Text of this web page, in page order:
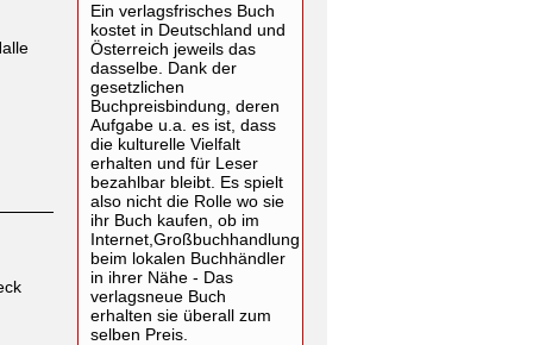
Ein verlagsfrisches Buch
kostet in Deutschland und
Österreich jeweils das
dasselbe. Dank der
gesetzlichen
Buchpreisbindung, deren
Aufgabe u.a. es ist, dass
die kulturelle Vielfalt
erhalten und für Leser
bezahlbar bleibt. Es spielt
also nicht die Rolle wo sie
ihr Buch kaufen, ob im
Internet,Großbuchhandlung
beim lokalen Buchhändler
in ihrer Nähe - Das
verlagsneue Buch
erhalten sie überall zum
selben Preis.